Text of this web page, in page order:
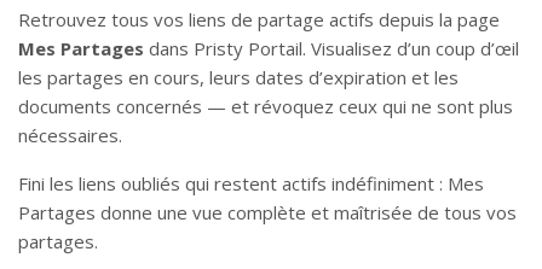
Retrouvez tous vos liens de partage actifs depuis la page
Mes Partages dans Pristy Portail. Visualisez d’un coup d’œil
les partages en cours, leurs dates d’expiration et les
documents concernés — et révoquez ceux qui ne sont plus
nécessaires.
Fini les liens oubliés qui restent actifs indéfiniment : Mes
Partages donne une vue complète et maîtrisée de tous vos
partages.